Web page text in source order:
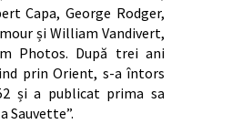
Capa, George Rodger,
și William Vandivert,
Photos. După trei ani
prin Orient, s-a întors
și a publicat prima sa
Sauvette”.